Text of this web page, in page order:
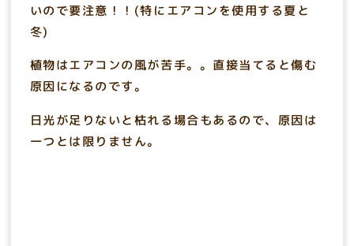
いので要注意！！(特にエアコンを使用する夏と
冬)
植物はエアコンの風が苦手。。直接当てると傷む
原因になるのです。
日光が足りないと枯れる場合もあるので、原因は
一つとは限りません。